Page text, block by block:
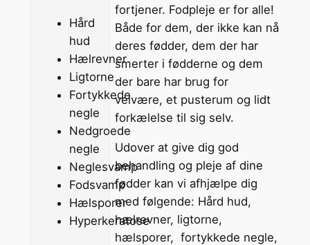
Hård
hud
Hælrevner
Ligtorne
Fortykkede
negle
Nedgroede
negle
Neglesvamp
Fodsvamp
Hælsporer
Hyperkeratose
fortjener. Fodpleje er for alle!
Både for dem, der ikke kan nå
deres fødder, dem der har
smerter i fødderne og dem
der bare har brug for
velvære, et pusterum og lidt
forkælelse til sig selv.
Udover at give dig god
behandling og pleje af dine
fødder kan vi afhjælpe dig
med følgende: Hård hud,
hælrevner, ligtorne,
hælsporer, fortykkede negle,